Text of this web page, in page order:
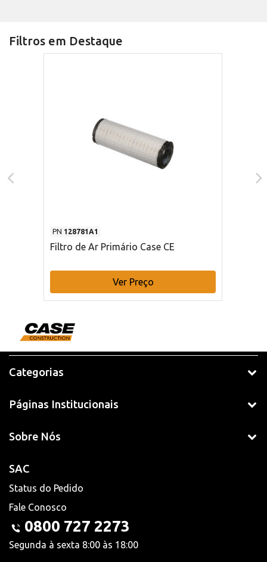
Filtros em Destaque
PN 128781A1
Filtro de Ar Primário Case CE
Ver Preço
Categorias
Páginas Institucionais
Sobre Nós
SAC
Status do Pedido
Fale Conosco
0800 727 2273
Segunda à sexta 8:00 às 18:00